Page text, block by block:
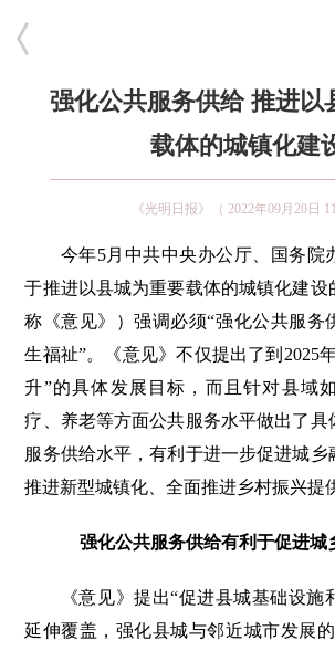
强化公共服务供给 推进以
载体的城镇化建
《光明日报》（ 2022年09月20日 11
今年5月中共中央办公厅、国务院
于推进以县城为重要载体的城镇化建设
称《意见》）强调必须“强化公共服务
生福祉”。《意见》不仅提出了到2025
升”的具体发展目标，而且针对县域
疗、养老等方面公共服务水平做出了具
服务供给水平，有利于进一步促进城乡
推进新型城镇化、全面推进乡村振兴提
强化公共服务供给有利于促进城
《意见》提出“促进县城基础设施
延伸覆盖，强化县城与邻近城市发展